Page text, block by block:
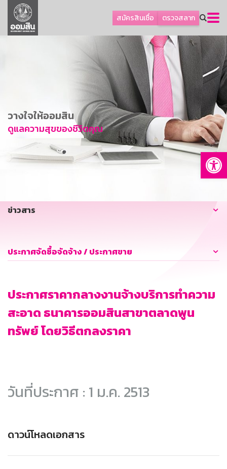
สมัครสินเชื่อ ตรวจสลาก
ลูกค้าธุรกิจ
ลูกค้าผู้ประกอบรายย่อย
การพัฒนาที่ยั่งยืน
ข่าวสาร
บริการทางการเงิน
อื่นๆ
วางใจให้ออมสิน
ดูแลความสุขของชีวิตคุณ
ข่าวสาร
ประกาศจัดซื้อจัดจ้าง / ประกาศขาย
ประกาศราคากลางงานจ้างบริการทำความ
สะอาด ธนาคารออมสินสาขาตลาดพูน
ทรัพย์ โดยวิธีตกลงราคา
วันที่ประกาศ : 1 ม.ค. 2513
ดาวน์โหลดเอกสาร